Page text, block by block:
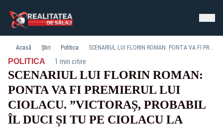
Acasă Știri Politica SCENARIUL LUI FLORIN ROMAN: PONTA VA FI PREMIERUL LUI CIOLACU. ”VICTORAȘ, PROBABIL ÎL DUCI ȘI TU PE CIOLACU LA PIERZANIE”
POLITICA· 1 min citire
SCENARIUL LUI FLORIN ROMAN:
PONTA VA FI PREMIERUL LUI
CIOLACU. ”VICTORAȘ, PROBABIL
ÎL DUCI ȘI TU PE CIOLACU LA